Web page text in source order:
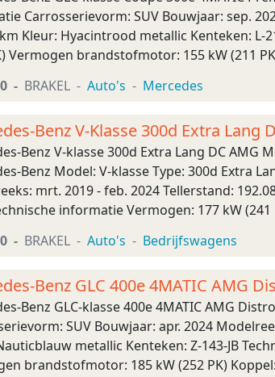
Carrosserievorm: SUV Bouwjaar: sep.
Kleur: Hyacintrood metallic Kenteken:
Vermogen brandstofmotor: 155 kW (211
BRAKEL Auto's Mercedes
Benz V-Klasse 300d Extra
Benz V-klasse 300d Extra Lang DC
Benz Model: V-klasse Type: 300d Extra
mrt. 2019 - feb. 2024 Tellerstand:
informatie Vermogen: 177 kW
BRAKEL Auto's Bedrijfswagens
Benz GLC 400e 4MATIC AMG
Benz GLC-klasse 400e 4MATIC AMG
SUV Bouwjaar: apr. 2024
metallic Kenteken: Z-143-JB
brandstofmotor: 185 kW (252 PK)